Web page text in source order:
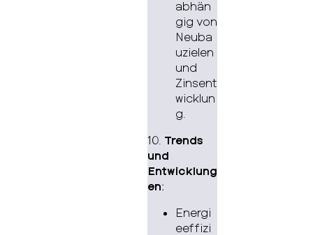
abhän
gig von
Neuba
uzielen
und
Zinsent
wicklun
g.
10. Trends
und
Entwicklung
en:
Energi
eeffizi